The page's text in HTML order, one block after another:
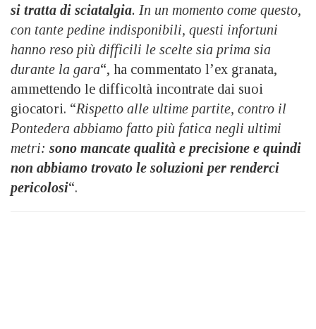
si tratta di sciatalgia. In un momento come questo,
con tante pedine indisponibili, questi infortuni
hanno reso più difficili le scelte sia prima sia
durante la gara“, ha commentato l’ex granata,
ammettendo le difficoltà incontrate dai suoi
giocatori. “Rispetto alle ultime partite, contro il
Pontedera abbiamo fatto più fatica negli ultimi
metri: sono mancate qualità e precisione e quindi
non abbiamo trovato le soluzioni per renderci
pericolosi“.